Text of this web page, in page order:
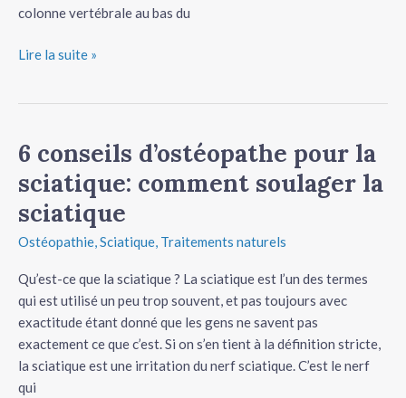
colonne vertébrale au bas du
Lire la suite »
6 conseils d’ostéopathe pour la
sciatique: comment soulager la
sciatique
Ostéopathie,Sciatique, Traitements naturels
Qu’est-ce que la sciatique ? La sciatique est l’un des termes
qui est utilisé un peu trop souvent, et pas toujours avec
exactitude étant donné que les gens ne savent pas
exactement ce que c’est. Si on s’en tient à la définition stricte,
la sciatique est une irritation du nerf sciatique. C’est le nerf
qui
6
d’ostéopathe
pour
la
comment
soulager
la
sciatique